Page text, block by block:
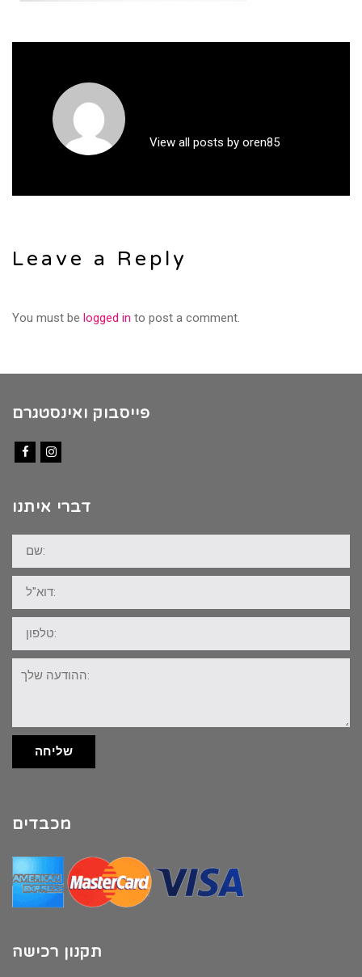
View all posts by oren85
Leave a Reply
You must be logged in to post a comment.
פייסבוק ואינסטגרם
דברי איתנו
שם:
דוא"ל:
טלפון:
ההודעה
שלך:
שליחה
מכבדים
תקנון רכישה